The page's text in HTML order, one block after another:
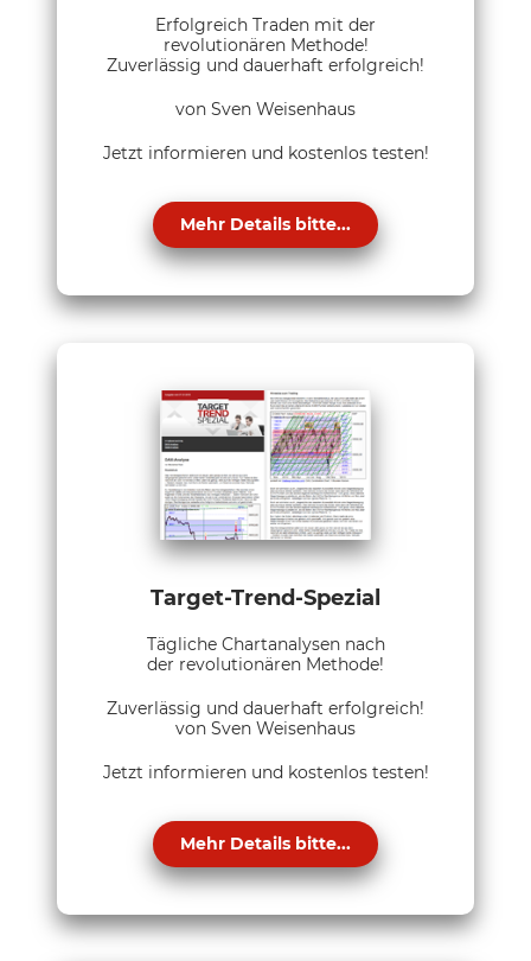
Erfolgreich Traden mit der
revolutionären Methode!
Zuverlässig und dauerhaft erfolgreich!
von Sven Weisenhaus
Jetzt informieren und kostenlos testen!
Mehr Details bitte...
Target-Trend-Spezial
Tägliche Chartanalysen nach
der revolutionären Methode!
Zuverlässig und dauerhaft erfolgreich!
von Sven Weisenhaus
Jetzt informieren und kostenlos testen!
Mehr Details bitte...